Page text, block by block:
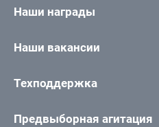
Наши награды
Наши вакансии
Техподдержка
Предвыборная агитация